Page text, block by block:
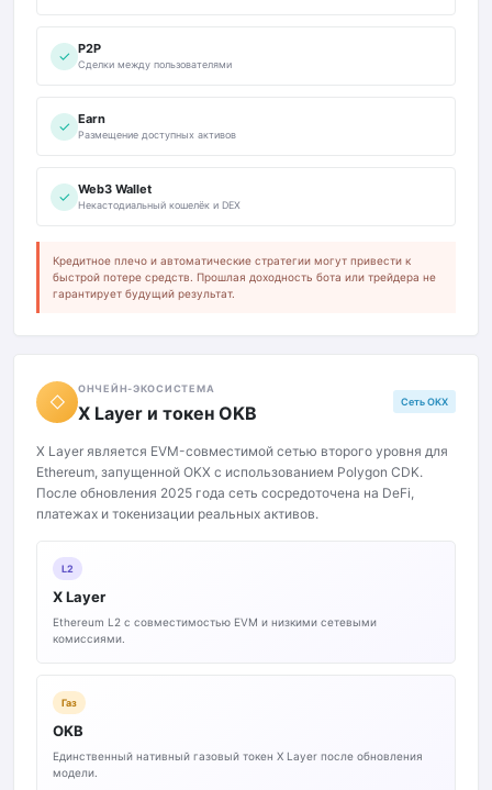
✓ P2P
Сделки между пользователями
✓ Earn
Размещение доступных активов
✓ Web3 Wallet
Некастодиальный кошелёк и DEX
Кредитное плечо и автоматические стратегии могут привести к
быстрой потере средств. Прошлая доходность бота или трейдера не
гарантирует будущий результат.
◇
ОНЧЕЙН-ЭКОСИСТЕМА
X Layer и токен OKB
Сеть OKX
X Layer является EVM-совместимой сетью второго уровня для
Ethereum, запущенной OKX с использованием Polygon CDK.
После обновления 2025 года сеть сосредоточена на DeFi,
платежах и токенизации реальных активов.
L2
X Layer
Ethereum L2 с совместимостью EVM и низкими сетевыми
комиссиями.
Газ
OKB
Единственный нативный газовый токен X Layer после обновления
модели.